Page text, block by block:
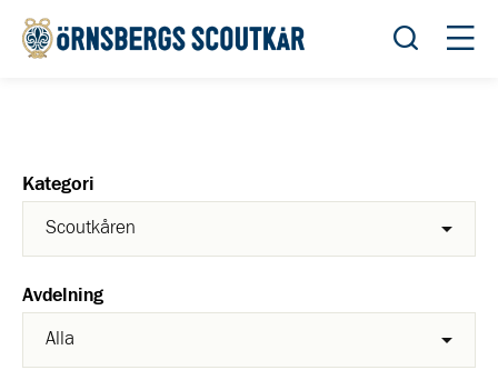
Öppna
Kategori
Avdelning